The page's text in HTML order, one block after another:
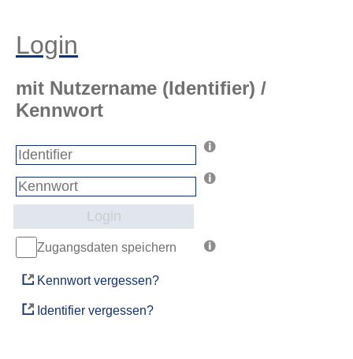
Login
mit Nutzername (Identifier) /
Kennwort
Login
Zugangsdaten speichern
Kennwort vergessen?
Identifier vergessen?